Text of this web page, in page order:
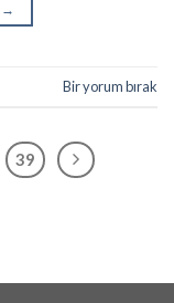
→
Bir yorum bırak
39